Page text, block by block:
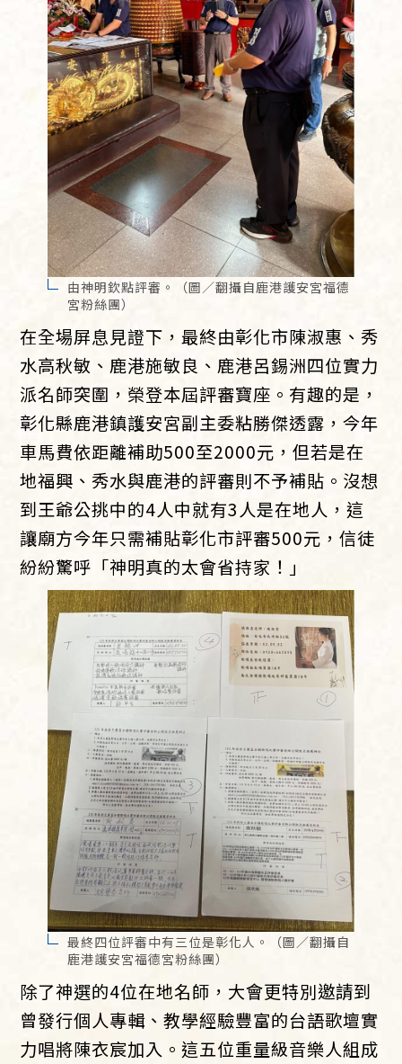
由神明欽點評審。（圖／翻攝自鹿港護安宮福德
宮粉絲團）
在全場屏息見證下，最終由彰化市陳淑惠、秀
水高秋敏、鹿港施敏良、鹿港呂錫洲四位實力
派名師突圍，榮登本屆評審寶座。有趣的是，
彰化縣鹿港鎮護安宮副主委粘勝傑透露，今年
車馬費依距離補助500至2000元，但若是在
地福興、秀水與鹿港的評審則不予補貼。沒想
到王爺公挑中的4人中就有3人是在地人，這
讓廟方今年只需補貼彰化市評審500元，信徒
紛紛驚呼「神明真的太會省持家！」
最終四位評審中有三位是彰化人。（圖／翻攝自
鹿港護安宮福德宮粉絲團）
除了神選的4位在地名師，大會更特別邀請到
曾發行個人專輯、教學經驗豐富的台語歌壇實
力唱將陳衣宸加入。這五位重量級音樂人組成